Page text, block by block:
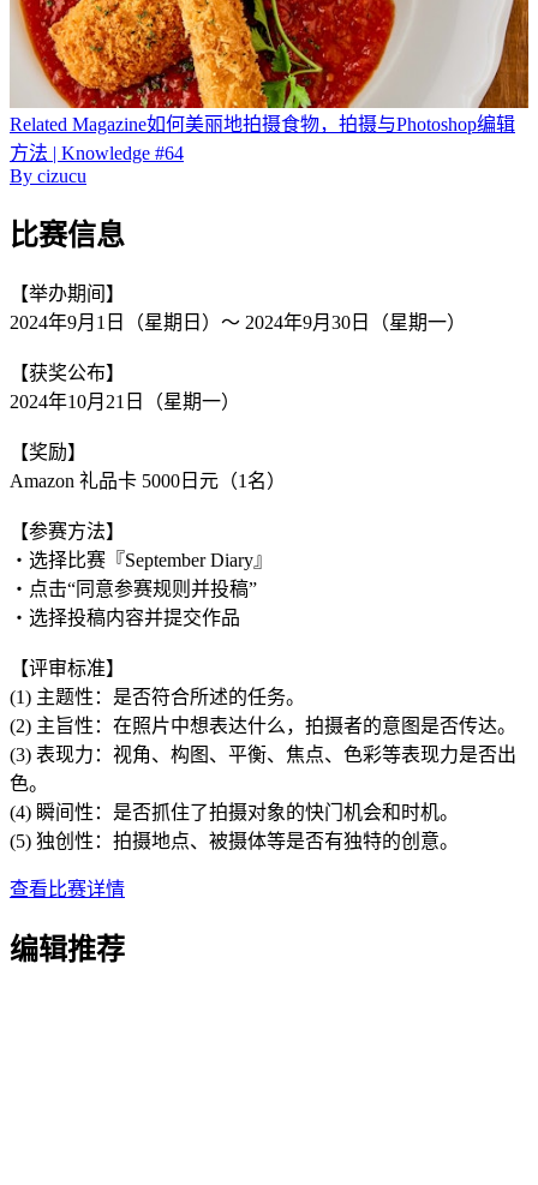
Related Magazine如何美丽地拍摄食物，拍摄与Photoshop编辑
方法 | Knowledge #64
By cizucu
比赛信息
【举办期间】
2024年9月1日（星期日）〜 2024年9月30日（星期一）
【获奖公布】
2024年10月21日（星期一）
【奖励】
Amazon 礼品卡 5000日元（1名）
【参赛方法】
・选择比赛『September Diary』
・点击“同意参赛规则并投稿”
・选择投稿内容并提交作品
【评审标准】
(1) 主题性：是否符合所述的任务。
(2) 主旨性：在照片中想表达什么，拍摄者的意图是否传达。
(3) 表现力：视角、构图、平衡、焦点、色彩等表现力是否出
色。
(4) 瞬间性：是否抓住了拍摄对象的快门机会和时机。
(5) 独创性：拍摄地点、被摄体等是否有独特的创意。
查看比赛详情
编辑推荐